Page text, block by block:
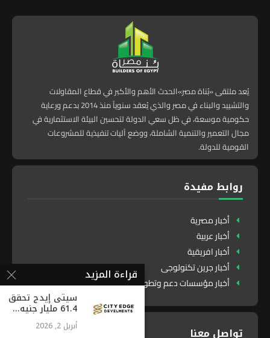
يُعد ملتقى «بُناة مصر»الحدث الأهم والأكبر في قطاع المقاولات
والتشييد والبناء في مصر والذي يُعقد سنوياً منذ 2014 بدعم ورعاية
حكومية موسعة، في ظل سعي الدولة لتحسين البيئة الاستثمارية في
مجال التعمير والتنمية الشاملة، ووضع آليات تنفيذية للمشروعات
القومية للدولة.
روابط مفيدة
أخبار مصرية
أخبار عربية
أخبار افريقية
أخبار جرين تكنولوجى
أخبار مؤسسات دعم وتطوير
تواصل معنا
قراءة المزيد
سيتى إيدج تحقق
61.4 مليار جنيه...
أبريل 2, 2026